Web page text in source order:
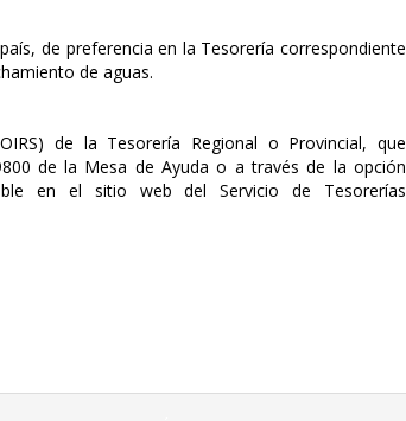
de preferencia en la Tesorería correspondiente
de aguas.
de la Tesorería Regional o Provincial, que
de la Mesa de Ayuda o a través de la opción
en el sitio web del Servicio de Tesorerías